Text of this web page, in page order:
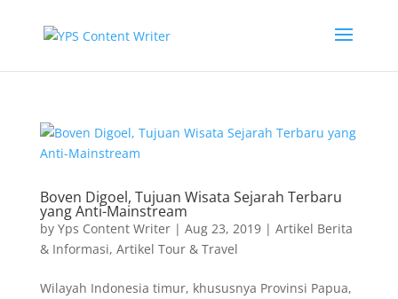
Boven Digoel, Tujuan Wisata Sejarah Terbaru
yang Anti-Mainstream
by Yps Content Writer| Aug 23, 2019| Artikel Berita
& Informasi, Artikel Tour & Travel
Wilayah Indonesia timur, khususnya Provinsi Papua,